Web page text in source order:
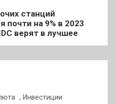
станций
почти на 9% в 2023
верят в лучшее
, Инвестиции